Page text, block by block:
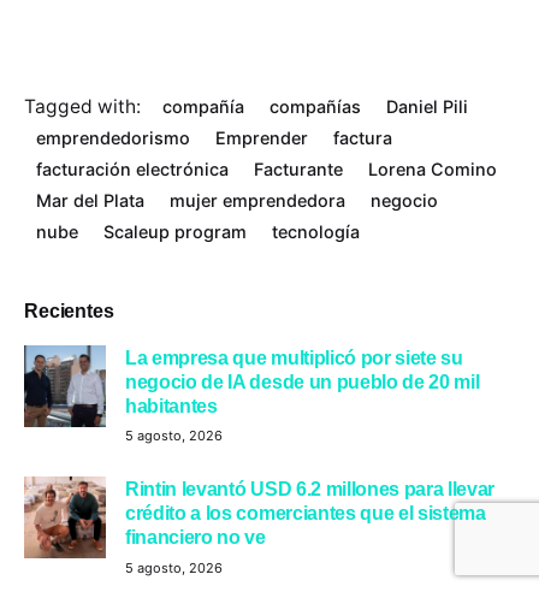
Recientes
La empresa que multiplicó por siete su
negocio de IA desde un pueblo de 20 mil
habitantes
5 agosto, 2026
Rintin levantó USD 6.2 millones para llevar
crédito a los comerciantes que el sistema
financiero no ve
5 agosto, 2026
Tagged with: compañía compañías
Daniel Pili
emprendedorismo
Emprender
factura
facturación electrónica
Facturante
Lorena Comino
Mar del Plata
mujer emprendedora
negocio
nube
Scaleup program tecnología